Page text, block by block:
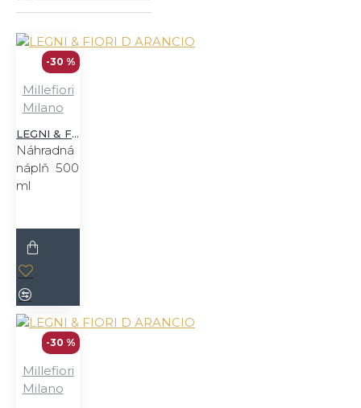
alebo SELECTED.
-30 %
Millefiori
Milano
LEGNI & FIORI D ARANCIO
Náhradná
náplň 500
ml
-30 %
Millefiori
Milano